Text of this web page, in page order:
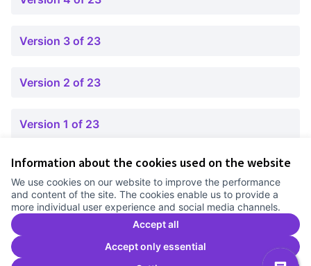
Information about the cookies used on the website
We use cookies on our website to improve the performance
and content of the site. The cookies enable us to provide a
more individual user experience and social media channels.
Accept all
Accept only essential
Version 3 of 23
Version 2 of 23
Version 1 of 23
Cookie settings
Comunitat Canòdrom at Facebook
(External link)
Comunitat Canòdrom at Instagram
(External link)
Comunitat Canòdrom at YouTube
(External link)
English
Triar la llenguaElegir el idiomaChoose language